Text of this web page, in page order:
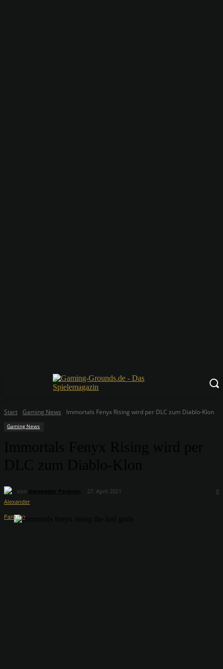
Start Gaming News Immortals Fenyx Rising wird per DLC zum Diablo-Klon
Gaming News
von 27. April 2021 0